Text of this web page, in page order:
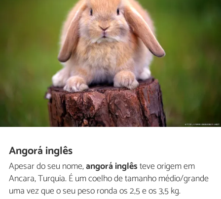
Angorá inglês
Apesar do seu nome,angorá inglêsteve origem em
Ancara, Turquia. É um coelho de tamanho médio/grande
uma vez que o seu peso ronda os 2,5 e os 3,5 kg.